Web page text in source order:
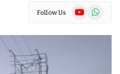
Follow Us YouTubeWhatsApp